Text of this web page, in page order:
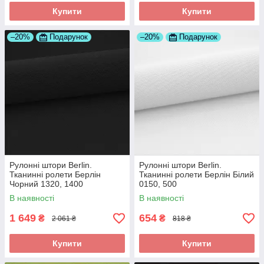
Купити Купити
–20% Подарунок
Рулонні штори Berlin.
Тканинні ролети Берлін
Чорний 1320, 1400
В наявності
1 649 ₴ 2 061 ₴
Купити
–20% Подарунок
Рулонні штори Berlin.
Тканинні ролети Берлін Білий
0150, 500
В наявності
654 ₴ 818 ₴
Купити